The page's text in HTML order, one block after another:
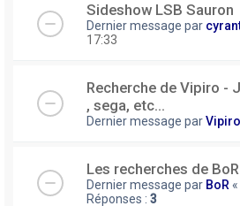
Sideshow LSB Sauron
Dernier message par
17:33
Recherche de Vipiro -
, sega, etc...
Dernier message parVipiro
Les recherches de
Dernier message par BoR «
Réponses : 3